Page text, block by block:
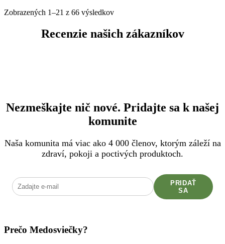
Zobrazených 1–21 z 66 výsledkov
Recenzie našich zákazníkov
Nezmeškajte nič nové. Pridajte sa k našej
komunite
Naša komunita má viac ako 4 000 členov, ktorým záleží na
zdraví, pokoji a poctivých produktoch.
PRIDAŤ
SA
Prečo Medosviečky?